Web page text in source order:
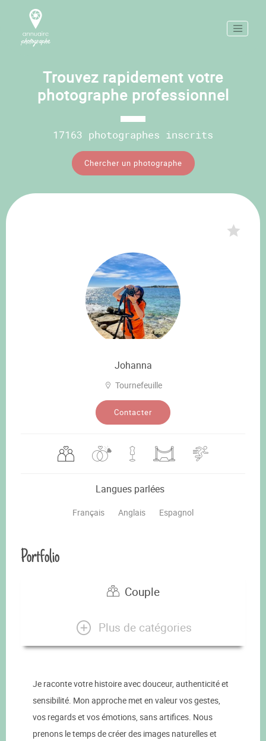
Trouvez rapidement votre
photographe professionnel
17163 photographes inscrits
Chercher un photographe
Johanna
Tournefeuille
Contacter
Langues parlées
Français Anglais Espagnol
Portfolio
Couple
Plus de catégories
Je raconte votre histoire avec douceur, authenticité et
sensibilité. Mon approche met en valeur vos gestes,
vos regards et vos émotions, sans artifices. Nous
prenons le temps de créer des images naturelles et